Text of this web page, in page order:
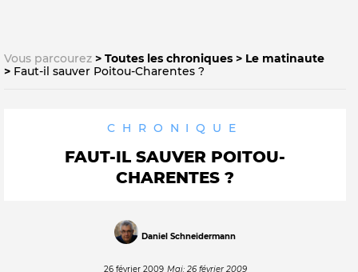
Vous parcourez Toutes les chroniques
Le matinaute
Faut-il sauver Poitou-Charentes ?
CHRONIQUE
FAUT-IL SAUVER POITOU-
CHARENTES ?
Daniel Schneidermann
26 février 2009 Maj: 26 février 2009